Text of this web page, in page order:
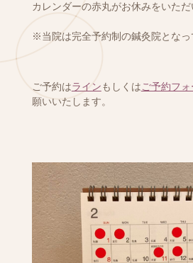
カレンダーの赤丸がお休みをいただ
※当院は完全予約制の鍼灸院となっ
ご予約はラインもしくはご予約フォ
願いいたします。